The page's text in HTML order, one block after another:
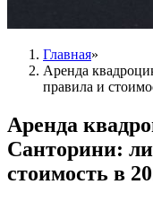
Главная»
Аренда
правила и
Аренда
Санторини:
стоимость в